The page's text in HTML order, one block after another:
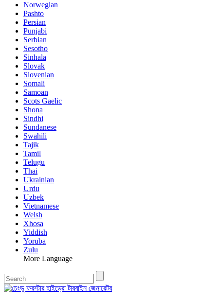
Norwegian
Pashto
Persian
Punjabi
Serbian
Sesotho
Sinhala
Slovak
Slovenian
Somali
Samoan
Scots Gaelic
Shona
Sindhi
Sundanese
Swahili
Tajik
Tamil
Telugu
Thai
Ukrainian
Urdu
Uzbek
Vietnamese
Welsh
Xhosa
Yiddish
Yoruba
Zulu
More Language